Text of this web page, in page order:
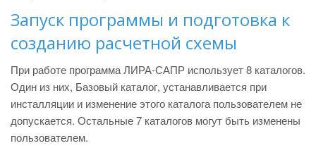
Запуск программы и подготовка к
созданию расчетной схемы
При работе программа ЛИРА-САПР использует 8 каталогов.
Один из них, Базовый каталог, устанавливается при
инсталляции и изменение этого каталога пользователем не
допускается. Остальные 7 каталогов могут быть изменены
пользователем.